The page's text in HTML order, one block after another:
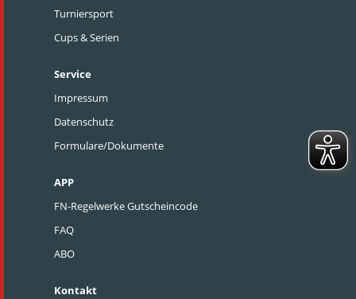
Turniersport
Cups & Serien
Service
Impressum
Datenschutz
Formulare/Dokumente
APP
FN-Regelwerke Gutscheincode
FAQ
ABO
Kontakt